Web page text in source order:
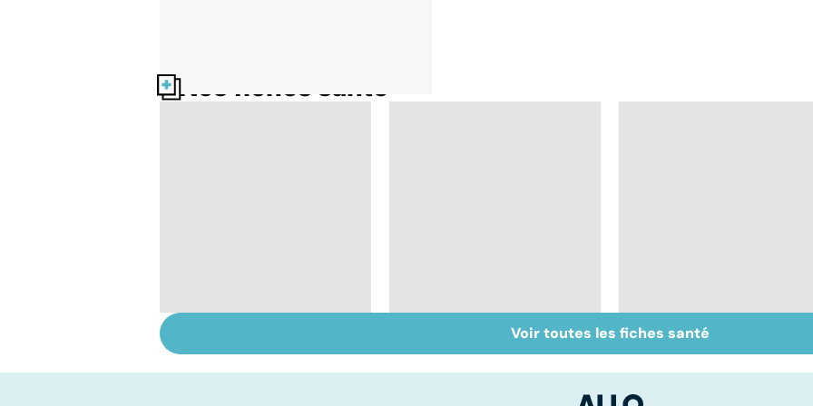
Nos fiches santé
comment s'en
ménopause
Sexualité, infertilité
et PMA, des liens
Voir toutes les fiches santé